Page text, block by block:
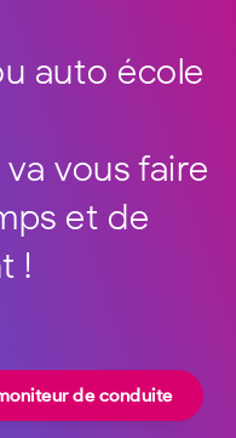
auto école
vous faire
et de
!
de conduite